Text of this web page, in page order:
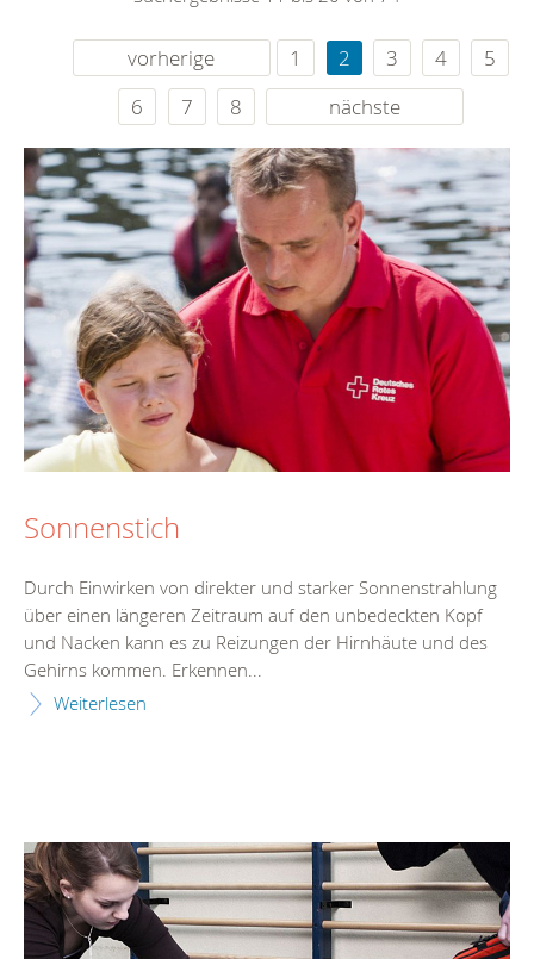
vorherige 1 2 3 4
5
6
7 8 nächste
Sonnenstich
Durch Einwirken von direkter und starker Sonnenstrahlung
über einen längeren Zeitraum auf den unbedeckten Kopf
und Nacken kann es zu Reizungen der Hirnhäute und des
Gehirns kommen. Erkennen...
Weiterlesen